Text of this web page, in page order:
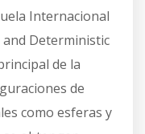
Internacional
and Deterministic
de la
de
como esferas y